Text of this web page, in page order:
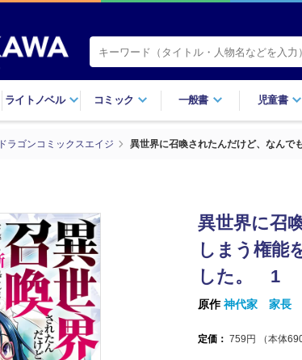
ライトノベル コミック 一般書 児童書
ドラゴンコミックスエイジ 異世界に召喚されたんだけど、なんで
異世界に召
しまう権能
した。 1
原作神代家 家長
定価： 759 円 （本体